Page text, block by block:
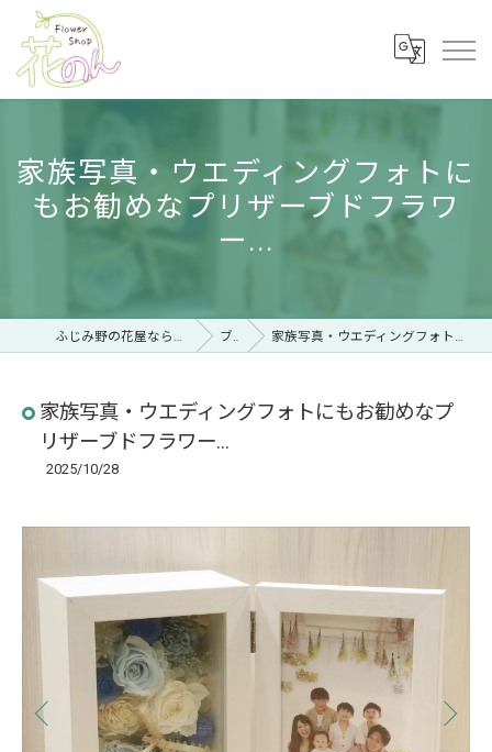
家族写真・ウエディングフォトに
もお勧めなプリザーブドフラワ
ー...
ふじみ野の花屋ならフラワーショップ 花のん ブログ 家族写真・ウエディングフォトにもお勧めなプリザーブドフラワー...
家族写真・ウエディングフォトにもお勧めなプ
リザーブドフラワー...
2025/10/28